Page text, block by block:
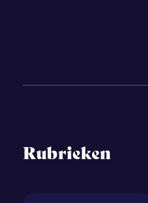
Rubrieken